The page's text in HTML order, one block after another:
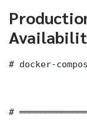
# docker-
#